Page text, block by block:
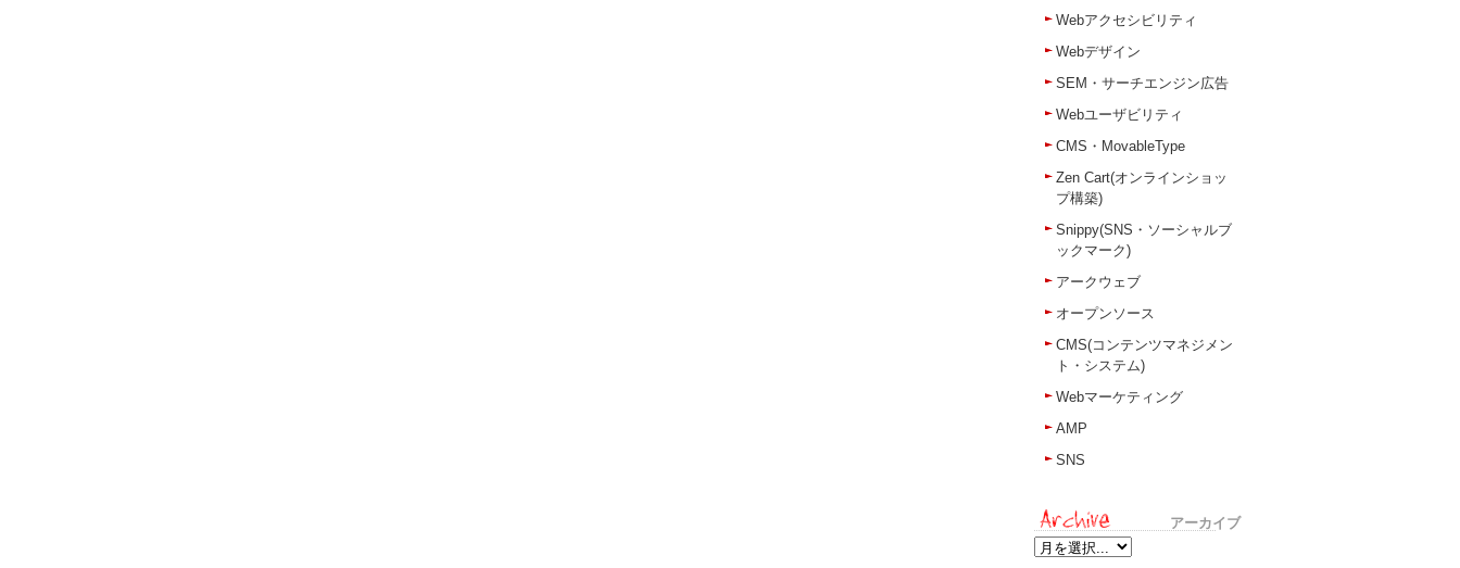
Webアクセシビリティ
Webデザイン
SEM・サーチエンジン広告
Webユーザビリティ
CMS・MovableType
Zen Cart(オンラインショッ
プ構築)
Snippy(SNS・ソーシャルブ
ックマーク)
アークウェブ
オープンソース
CMS(コンテンツマネジメン
ト・システム)
Webマーケティング
AMP
SNS
アーカイブ